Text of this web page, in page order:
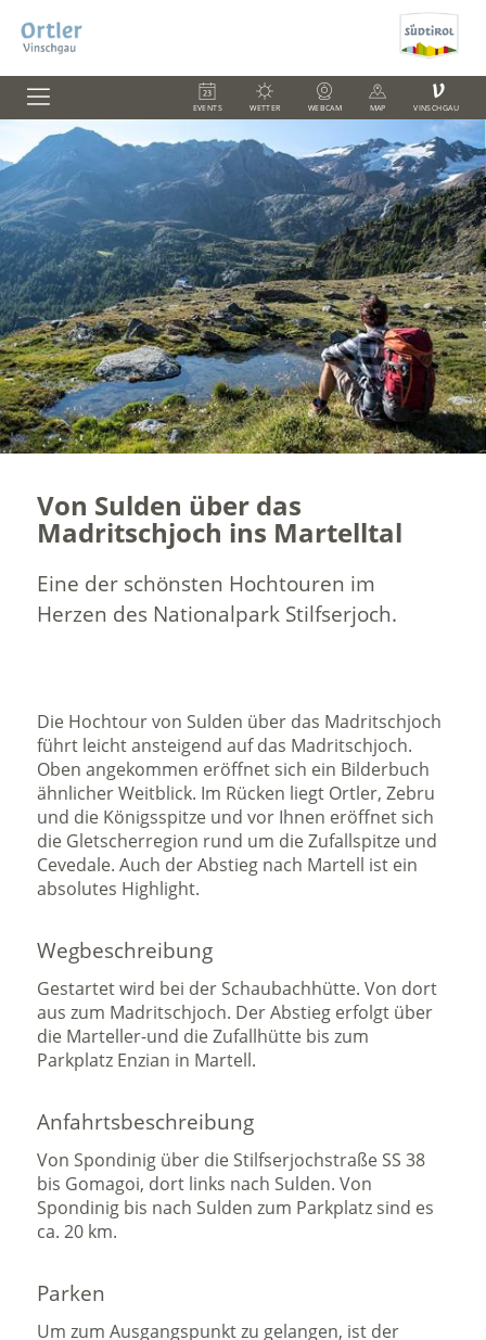
EVENTS WETTER WEBCAM MAP
V
VINSCHGAU
Von Sulden über das
Madritschjoch ins Martelltal
Eine der schönsten Hochtouren im
Herzen des Nationalpark Stilfserjoch.
Die Hochtour von Sulden über das Madritschjoch
führt leicht ansteigend auf das Madritschjoch.
Oben angekommen eröffnet sich ein Bilderbuch
ähnlicher Weitblick. Im Rücken liegt Ortler, Zebru
und die Königsspitze und vor Ihnen eröffnet sich
die Gletscherregion rund um die Zufallspitze und
Cevedale. Auch der Abstieg nach Martell ist ein
absolutes Highlight.
Wegbeschreibung
Gestartet wird bei der Schaubachhütte. Von dort
aus zum Madritschjoch. Der Abstieg erfolgt über
die Marteller-und die Zufallhütte bis zum
Parkplatz Enzian in Martell.
Anfahrtsbeschreibung
Von Spondinig über die Stilfserjochstraße SS 38
bis Gomagoi, dort links nach Sulden. Von
Spondinig bis nach Sulden zum Parkplatz sind es
ca. 20 km.
Parken
Um zum Ausgangspunkt zu gelangen, ist der